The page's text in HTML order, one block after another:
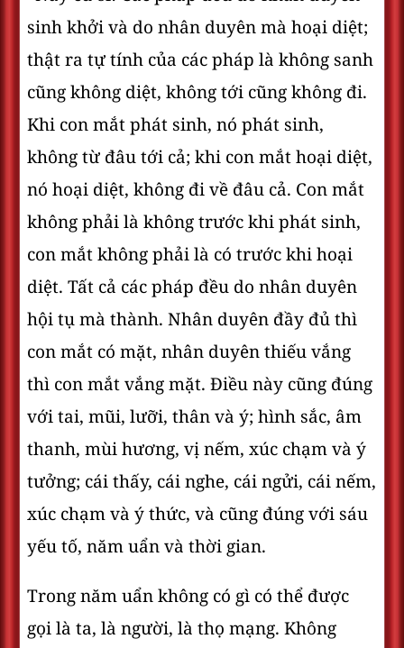
sinh khởi và do nhân duyên mà hoại diệt;
thật ra tự tính của các pháp là không sanh
cũng không diệt, không tới cũng không đi.
Khi con mắt phát sinh, nó phát sinh,
không từ đâu tới cả; khi con mắt hoại diệt,
nó hoại diệt, không đi về đâu cả. Con mắt
không phải là không trước khi phát sinh,
con mắt không phải là có trước khi hoại
diệt. Tất cả các pháp đều do nhân duyên
hội tụ mà thành. Nhân duyên đầy đủ thì
con mắt có mặt, nhân duyên thiếu vắng
thì con mắt vắng mặt. Điều này cũng đúng
với tai, mũi, lưỡi, thân và ý; hình sắc, âm
thanh, mùi hương, vị nếm, xúc chạm và ý
tưởng; cái thấy, cái nghe, cái ngửi, cái nếm,
xúc chạm và ý thức, và cũng đúng với sáu
yếu tố, năm uẩn và thời gian.
Trong năm uẩn không có gì có thể được
gọi là ta, là người, là thọ mạng. Không